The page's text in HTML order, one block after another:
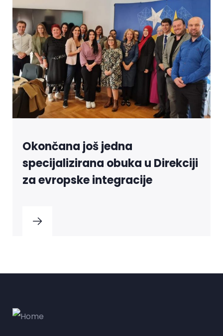
Okončana još jedna
specijalizirana obuka u Direkciji
za evropske integracije